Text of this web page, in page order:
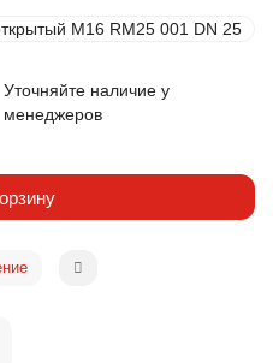
Уточняйте наличие у
менеджеров